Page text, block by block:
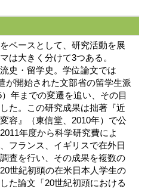
ベースとして、研究活動を展
は大きく分けて3つある。
史・留学史。学位論文では
が開始された文部省の留学生派
年までの変遷を追い、その目
た。この研究成果は拙著『近
容』（東信堂、2010年）で公
年度から科学研究費によ
フランス、イギリスで在外日
査を行い、その成果を複数の
世紀初頭の在米日本人学生の
た論文「20世紀初頭における